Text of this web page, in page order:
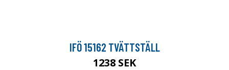
IFÖ 15162 TVÄTTSTÄLL
1238 SEK